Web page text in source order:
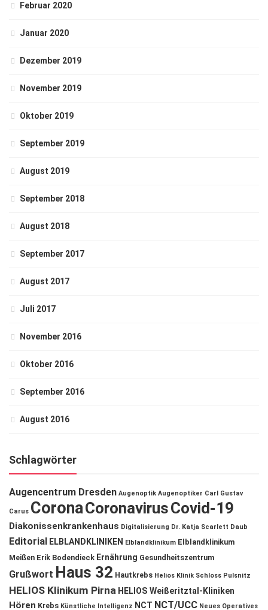
Februar 2020
Januar 2020
Dezember 2019
November 2019
Oktober 2019
September 2019
August 2019
September 2018
August 2018
September 2017
August 2017
Juli 2017
November 2016
Oktober 2016
September 2016
August 2016
Schlagwörter
Augencentrum Dresden Augenoptik Augenoptiker Carl Gustav
Carus CoronaCoronavirusCovid-19
Diakonissenkrankenhaus Digitalisierung Dr. Katja Scarlett Daub
Editorial ELBLANDKLINIKEN Elblandklinikum Elblandklinikum
Meißen Erik Bodendieck Ernährung Gesundheitszentrum
Grußwort Haus 32 Hautkrebs Helios Klinik Schloss Pulsnitz
HELIOS Klinikum Pirna HELIOS Weißeritztal-Kliniken
Hören Krebs Künstliche Intelligenz NCT NCT/UCC Neues Operatives